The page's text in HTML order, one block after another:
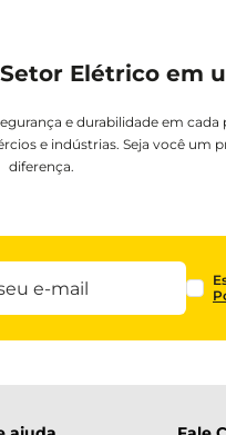
Elétrico em
e durabilidade em
e indústrias. Seja você
diferença.